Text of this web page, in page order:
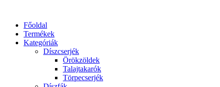
Főoldal
Termékek
Kategóriák
Díszcserjék
Örökzöldek
Talajtakarók
Törpecserjék